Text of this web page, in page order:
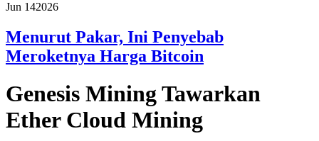
Jun 142026
Menurut Pakar, Ini Penyebab
Meroketnya Harga Bitcoin
Genesis Mining Tawarkan
Ether Cloud Mining